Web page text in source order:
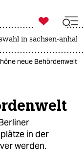

taz zahl ich
in sachsen-anhalt
neue Behördenwelt
in der
werden.